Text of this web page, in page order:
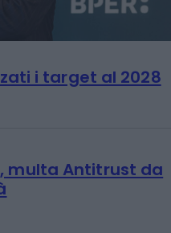
i target al 2028
multa Antitrust da